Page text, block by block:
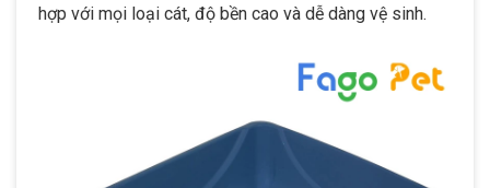
hợp với mọi loại cát, độ bền cao và dễ dàng vệ sinh.